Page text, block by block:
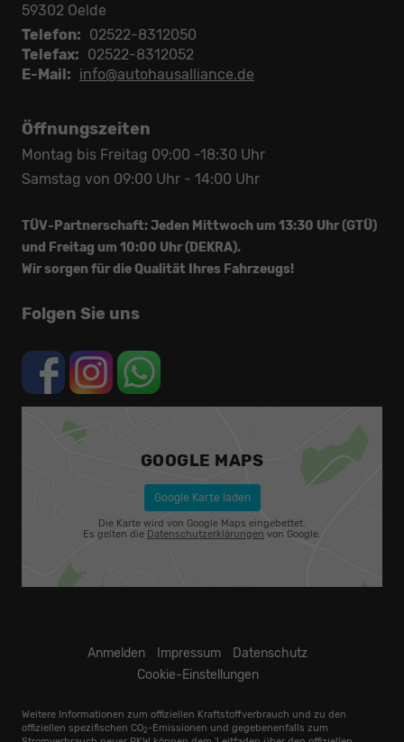
59302 Oelde
Telefon: 02522-8312050
Telefax: 02522-8312052
E-Mail: info@autohausalliance.de
Öffnungszeiten
Montag bis Freitag 09:00 -18:30 Uhr
Samstag von 09:00 Uhr - 14:00 Uhr
TÜV-Partnerschaft: Jeden Mittwoch um 13:30 Uhr (GTÜ)
und Freitag um 10:00 Uhr (DEKRA).
Wir sorgen für die Qualität Ihres Fahrzeugs!
Folgen Sie uns
GOOGLE MAPS
Google Karte laden
Die Karte wird von Google Maps eingebettet.
Es gelten die Datenschutzerklärungen von Google.
Anmelden Impressum
Datenschutz
Cookie-Einstellungen
Weitere Informationen zum offiziellen Kraftstoffverbrauch und zu den
offiziellen spezifischen CO2 -Emissionen und gegebenenfalls zum